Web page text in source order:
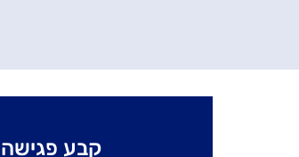
קבע פגישה